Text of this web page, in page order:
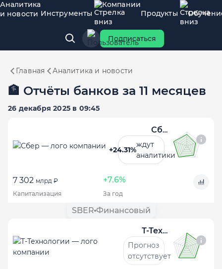
Аналитика
и новости Инструменты
Компании
Продукты
Подписаться
Главная Аналитика и новости
🏦 Отчёты банков за 11 месяцев
26 декабря 2025 в 09:45
Сбер
+24.31%
ждут
аналитики
7 302 млрд ₽ +7.6%
Капитализация За год
SBER Финансовый
Т-Технологии
Прогноз
отсутствует